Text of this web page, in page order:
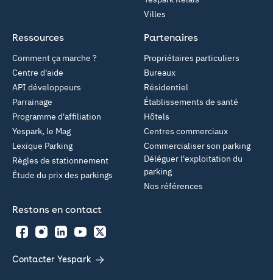
Villes
Partenaires
Propriétaires particuliers
Bureaux
Résidentiel
Établissements de santé
Hôtels
Centres commerciaux
Commercialiser son parking
Déléguer l'exploitation du
parking
Nos références
Ressources
Comment ça marche ?
Centre d'aide
API développeurs
Parrainage
Programme d'affiliation
Yespark, le Mag
Lexique Parking
Règles de stationnement
Étude du prix des parkings
Restons en contact
FacebookInstagramLinkedInYouTubeTwitter
Contacter Yespark